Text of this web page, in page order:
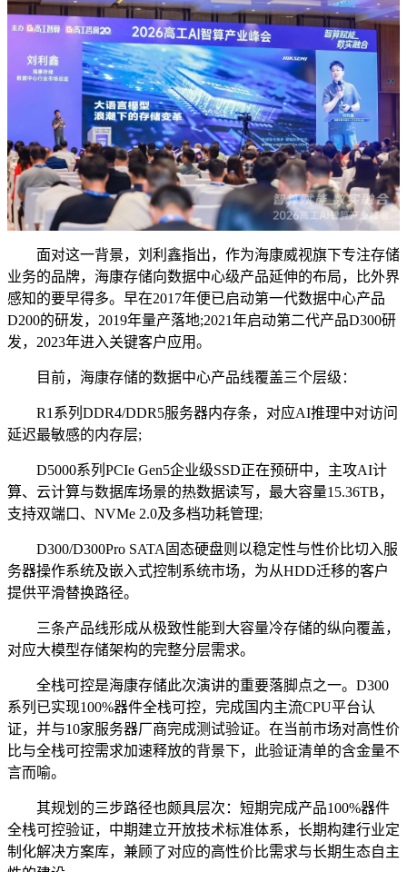
面对这一背景，刘利鑫指出，作为海康威视旗下专注存储
业务的品牌，海康存储向数据中心级产品延伸的布局，比外界
感知的要早得多。早在2017年便已启动第一代数据中心产品
D200的研发，2019年量产落地;2021年启动第二代产品D300研
发，2023年进入关键客户应用。
目前，海康存储的数据中心产品线覆盖三个层级：
R1系列DDR4/DDR5服务器内存条，对应AI推理中对访问
延迟最敏感的内存层;
D5000系列PCIe Gen5企业级SSD正在预研中，主攻AI计
算、云计算与数据库场景的热数据读写，最大容量15.36TB，
支持双端口、NVMe 2.0及多档功耗管理;
D300/D300Pro SATA固态硬盘则以稳定性与性价比切入服
务器操作系统及嵌入式控制系统市场，为从HDD迁移的客户
提供平滑替换路径。
三条产品线形成从极致性能到大容量冷存储的纵向覆盖，
对应大模型存储架构的完整分层需求。
全栈可控是海康存储此次演讲的重要落脚点之一。D300
系列已实现100%器件全栈可控，完成国内主流CPU平台认
证，并与10家服务器厂商完成测试验证。在当前市场对高性价
比与全栈可控需求加速释放的背景下，此验证清单的含金量不
言而喻。
其规划的三步路径也颇具层次：短期完成产品100%器件
全栈可控验证，中期建立开放技术标准体系，长期构建行业定
制化解决方案库，兼顾了对应的高性价比需求与长期生态自主